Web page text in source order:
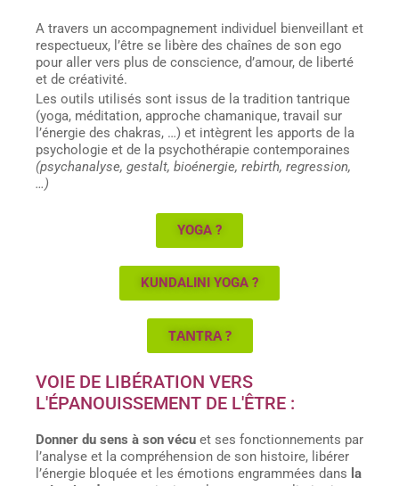
A travers un accompagnement individuel bienveillant et
respectueux, l’être se libère des chaînes de son ego
pour aller vers plus de conscience, d’amour, de liberté
et de créativité.
Les outils utilisés sont issus de la tradition tantrique
(yoga, méditation, approche chamanique, travail sur
l’énergie des chakras, …) et intègrent les apports de la
psychologie et de la psychothérapie contemporaines
(psychanalyse, gestalt, bioénergie, rebirth, regression,
…)
YOGA ?
KUNDALINI YOGA ?
TANTRA ?
VOIE DE LIBÉRATION VERS
L'ÉPANOUISSEMENT DE L'ÊTRE :
Donner du sens à son vécu et ses fonctionnements par
l’analyse et la compréhension de son histoire, libérer
l’énergie bloquée et les émotions engrammées dans la